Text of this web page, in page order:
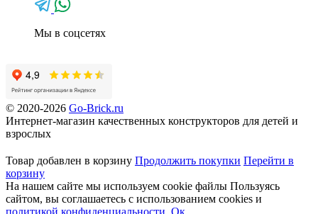
Мы в соцсетях
© 2020-2026 Go-Brick.ru
Интернет-магазин качественных конструкторов для детей и
взрослых
Товар добавлен в корзину Продолжить покупки Перейти в
корзину
На нашем сайте мы используем cookie файлы Пользуясь
сайтом, вы соглашаетесь с использованием cookies и